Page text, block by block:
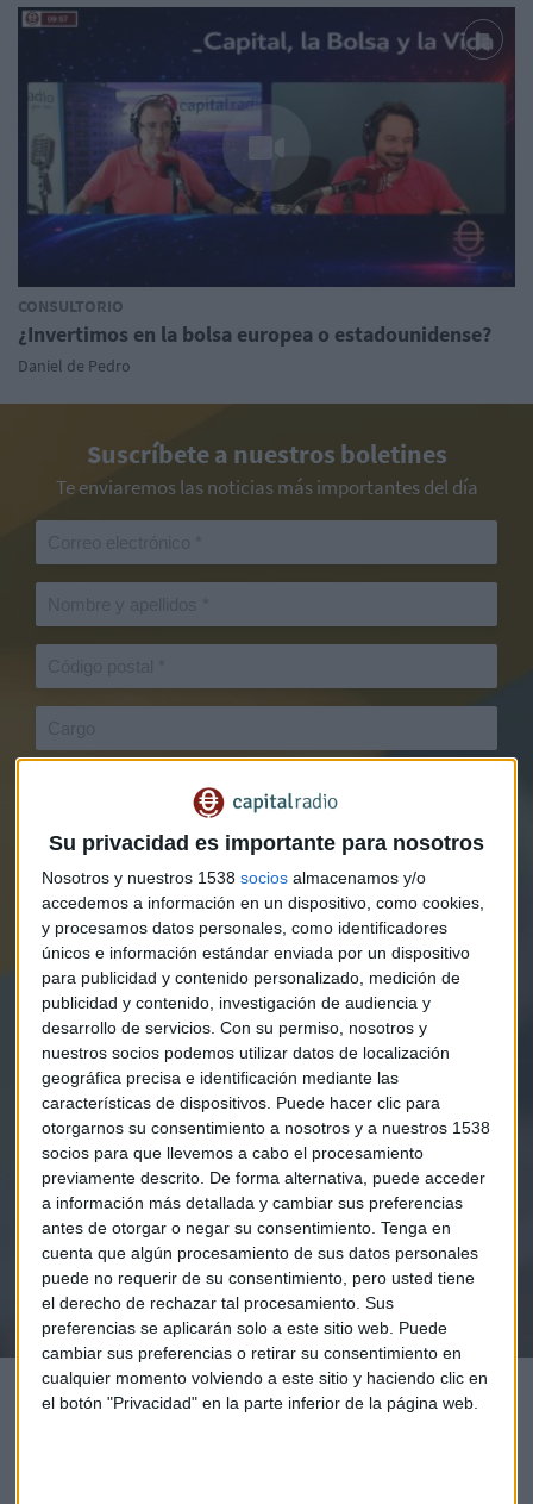
Su privacidad es importante para nosotros
Nosotros y nuestros 1538 socios almacenamos y/o
accedemos a información en un dispositivo, como cookies,
y procesamos datos personales, como identificadores
únicos e información estándar enviada por un dispositivo
para publicidad y contenido personalizado, medición de
publicidad y contenido, investigación de audiencia y
desarrollo de servicios. Con su permiso, nosotros y
nuestros socios podemos utilizar datos de localización
geográfica precisa e identificación mediante las
características de dispositivos. Puede hacer clic para
otorgarnos su consentimiento a nosotros y a nuestros 1538
socios para que llevemos a cabo el procesamiento
previamente descrito. De forma alternativa, puede acceder
a información más detallada y cambiar sus preferencias
antes de otorgar o negar su consentimiento. Tenga en
cuenta que algún procesamiento de sus datos personales
puede no requerir de su consentimiento, pero usted tiene
el derecho de rechazar tal procesamiento. Sus
preferencias se aplicarán solo a este sitio web. Puede
cambiar sus preferencias o retirar su consentimiento en
cualquier momento volviendo a este sitio y haciendo clic en
el botón "Privacidad" en la parte inferior de la página web.
CONSULTORIO
¿Invertimos en la bolsa europea o estadounidense?
Daniel de Pedro
Suscríbete a nuestros boletines
Te enviaremos las noticias más importantes del día
Elige los boletines a los que suscribirte*
Apertura
La Magia de la Publicidad
Claves ESG
Acepto lapolítica de privacidad. *
¡Suscribirme!